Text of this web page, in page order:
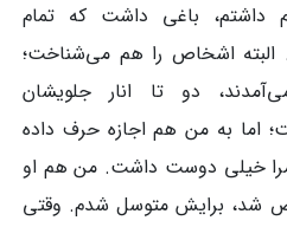
داشتم، باغی داشت که تمام
البته اشخاص را هم می‌شناخت؛
دو تا انار جلویشان
اما به من هم اجازه حرف داده
خیلی دوست داشت. من هم او
شد، برایش متوسل شدم. وقتی